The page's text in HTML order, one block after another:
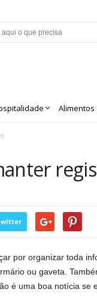
Alimentos
por organizar toda
ou gaveta.
é uma boa notícia se